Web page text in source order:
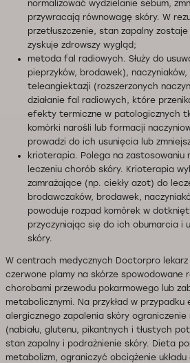
normalizować wydzielanie sebum,
przywracają równowagę skóry. W
przetłuszczenie, stan zapalny
zyskuje zdrowszy wygląd;
metoda fal radiowych. Służy do
pieprzyków, brodawek),
teleangiektazji (rozszerzonych
działanie fal radiowych, które
efekty termiczne w patologicznych
komórki narośli lub formacji
prowadzi do ich usunięcia lub
krioterapia. Polega na zastosowaniu
leczeniu chorób skóry. Krioterapia
zamrażające (np. ciekły azot) do
brodawczaków, brodawek,
powoduje rozpad komórek w
przyczyniając się do ich obumarcia i
skóry.
W centrach medycznych Doctorpro
czerwone plamy na skórze spowodowane
chorobami przewodu pokarmowego lub
metabolicznymi. Na przykład w przypadku
alergicznego zapalenia skóry
(nabiału, glutenu, pikantnych i tłustych
stan zapalny i podrażnienie skóry. Dieta
metabolizm, ograniczyć obciążenie